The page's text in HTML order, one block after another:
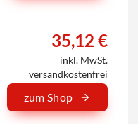
35,12 €
inkl. MwSt.
versandkostenfrei
zum Shop